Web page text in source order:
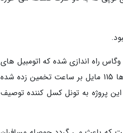
راه اندازی شده که اتومبیل های
جدید و بدون راننده تسلا مسافران را به مقصد می رسانند. سرعت اولیه این اتومبیل ها 115 مایل بر ساعت تخمین زده شده
بر ساعت سرعت دارند تا این پروژه به تونل کسل کننده توصیف